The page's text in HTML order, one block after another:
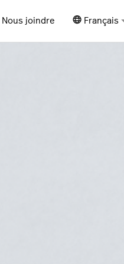
Nous joindre Français